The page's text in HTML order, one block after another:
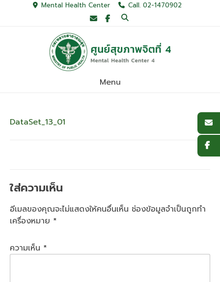
Mental Health Center Call. 02-1470902
Menu
DataSet_13_01
ใส่ความเห็น
อีเมลของคุณจะไม่แสดงให้คนอื่นเห็น ช่องข้อมูลจำเป็นถูกทำ
เครื่องหมาย *
ความเห็น *